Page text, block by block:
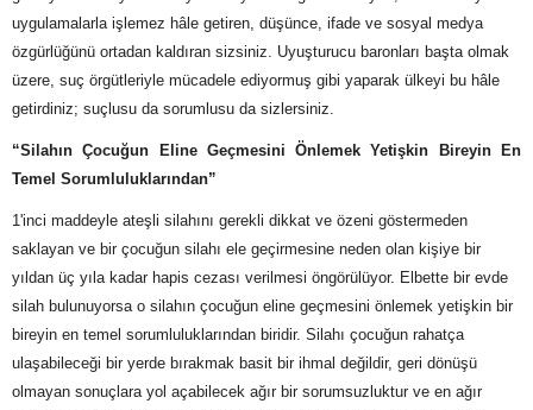
uygulamalarla işlemez hâle getiren, düşünce, ifade ve sosyal medya
özgürlüğünü ortadan kaldıran sizsiniz. Uyuşturucu baronları başta olmak
üzere, suç örgütleriyle mücadele ediyormuş gibi yaparak ülkeyi bu hâle
getirdiniz; suçlusu da sorumlusu da sizlersiniz.
“Silahın Çocuğun Eline Geçmesini Önlemek Yetişkin Bireyin En
Temel Sorumluluklarından”
1'inci maddeyle ateşli silahını gerekli dikkat ve özeni göstermeden
saklayan ve bir çocuğun silahı ele geçirmesine neden olan kişiye bir
yıldan üç yıla kadar hapis cezası verilmesi öngörülüyor. Elbette bir evde
silah bulunuyorsa o silahın çocuğun eline geçmesini önlemek yetişkin bir
bireyin en temel sorumluluklarından biridir. Silahı çocuğun rahatça
ulaşabileceği bir yerde bırakmak basit bir ihmal değildir, geri dönüşü
olmayan sonuçlara yol açabilecek ağır bir sorumsuzluktur ve en ağır